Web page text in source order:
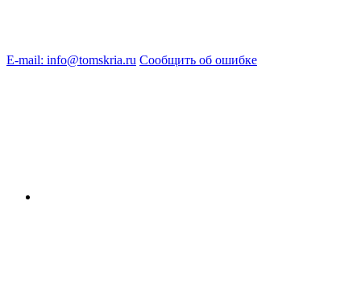
E-mail: info@tomskria.ru Сообщить об ошибке